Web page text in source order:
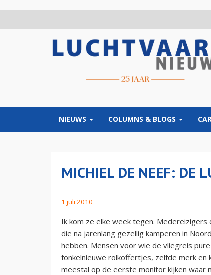
NIEUWS COLUMNS & BLOGS
MICHIEL DE NEEF: DE
1 juli 2010
Ik kom ze elke week tegen. Medereizigers
die na jarenlang gezellig kamperen in
hebben. Mensen voor wie de vliegreis
fonkelnieuwe rolkoffertjes, zelfde merk en
meestal op de eerste monitor kijken waar